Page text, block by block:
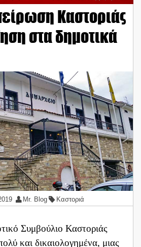
Καστοριάς
στα δημοτικά
Mr. Blog Καστοριά
Συμβούλιο Καστοριάς
και δικαιολογημένα, μιας